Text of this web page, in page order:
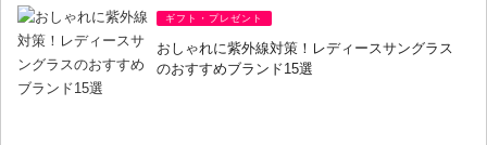
ギフト・プレゼント
おしゃれに紫外線対策！レディースサングラス
のおすすめブランド15選